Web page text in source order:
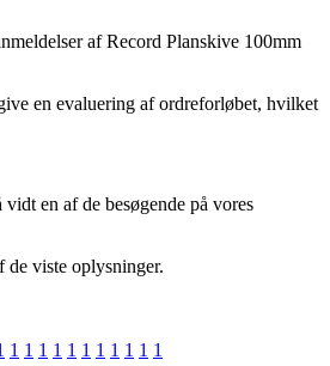
af Record Planskive 100mm
en evaluering af ordreforløbet, hvilket
en af de besøgende på vores
de viste oplysninger.
1 1 1 1 1 1 1 1 1 1 1